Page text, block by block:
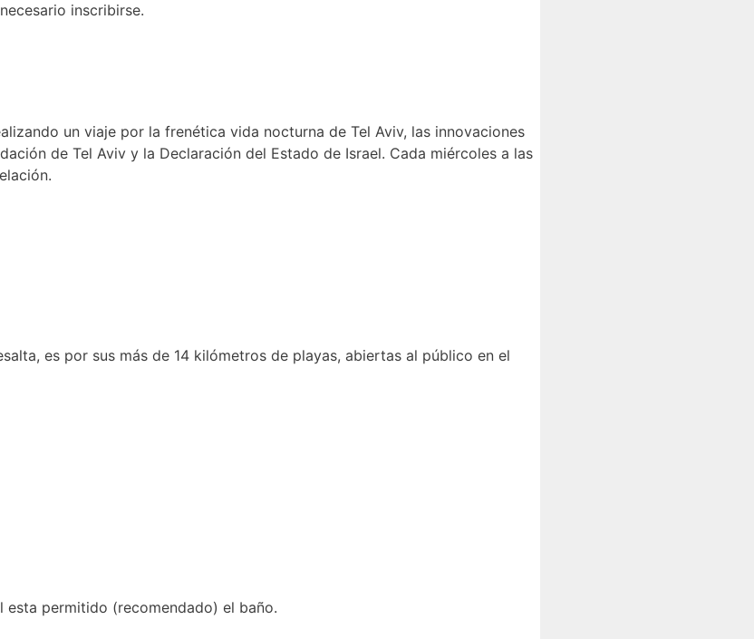
inscribirse.
un viaje por la frenética vida nocturna de Tel Aviv, las innovaciones
de Tel Aviv y la Declaración del Estado de Israel. Cada miércoles a las
es por sus más de 14 kilómetros de playas, abiertas al público en el
permitido (recomendado) el baño.